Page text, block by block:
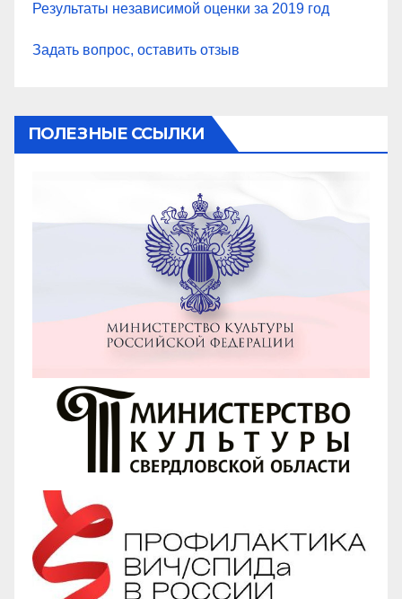
Результаты независимой оценки за 2019 год
Задать вопрос, оставить отзыв
ПОЛЕЗНЫЕ ССЫЛКИ